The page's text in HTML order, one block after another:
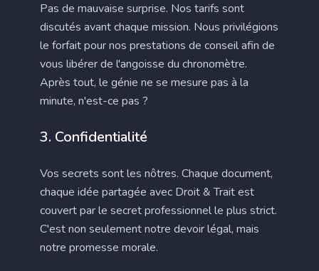
Pas de mauvaise surprise. Nos tarifs sont
discutés avant chaque mission. Nous privilégions
le forfait pour nos prestations de conseil afin de
vous libérer de l'angoisse du chronomètre.
Après tout, le génie ne se mesure pas à la
minute, n'est-ce pas ?
3. Confidentialité
Vos secrets sont les nôtres. Chaque document,
chaque idée partagée avec Droit & Trait est
couvert par le secret professionnel le plus strict.
C'est non seulement notre devoir légal, mais
notre promesse morale.